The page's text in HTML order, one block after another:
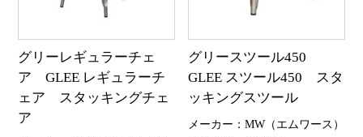
グリーレギュラーチェ
ア GLEE レギュラーチ
ェア スタッキングチェ
ア
グリースツール450
GLEE スツール450 スタ
ッキングスツール
メーカー：MW（エムワース）